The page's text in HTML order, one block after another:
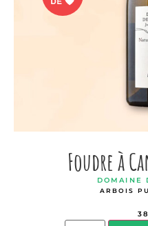
Foudre à
DOMAINE
ARBOIS